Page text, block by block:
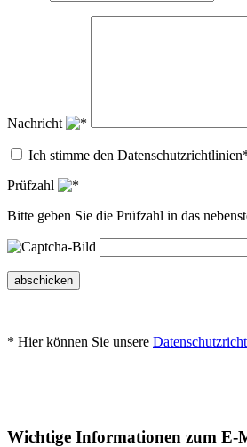
Nachricht
Ich stimme den
Prüfzahl
Bitte geben Sie die Prüfzahl in das
abschicken
* Hier können Sie unsere
Wichtige Informationen zum E-